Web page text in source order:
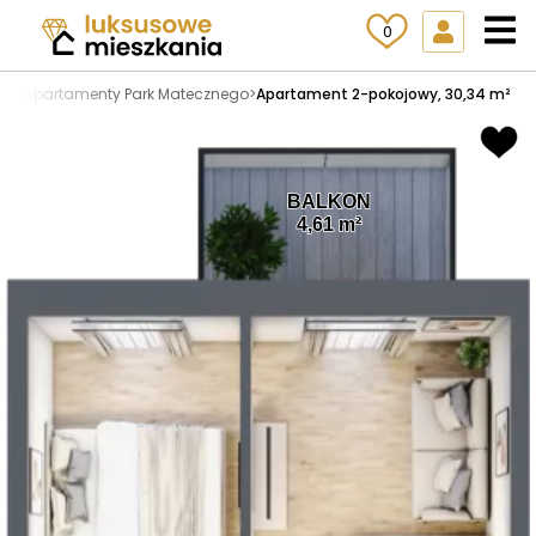
0
Apartamenty Park Matecznego>Apartament 2-pokojowy, 30,34 m²
BALKON
4,61 m²